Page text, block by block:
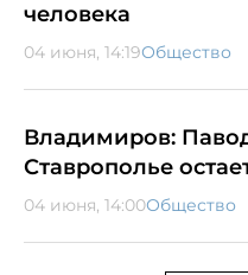
человека
04 июня, 14:19Общество
Владимиров:
Ставрополье
04 июня, 14:00Общество